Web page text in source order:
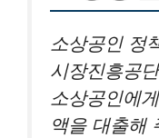
소상공인 정
시장진흥공
소상공인에
액을 대출해